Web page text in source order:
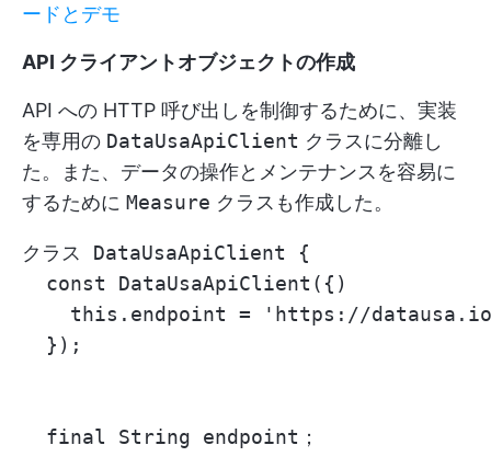
ードとデモ
API クライアントオブジェクトの作成
API への HTTP 呼び出しを制御するために、実装
を専用の DataUsaApiClient クラスに分離し
た。また、データの操作とメンテナンスを容易に
するために Measure クラスも作成した。
クラス DataUsaApiClient {
  const DataUsaApiClient({)
this.endpoint = 'https://
  });
  final String endpoint；